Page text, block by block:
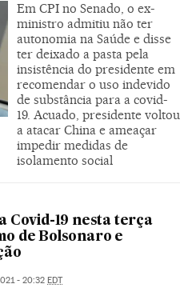
Em CPI no Senado, o ex-
ministro admitiu não ter
autonomia na Saúde e disse
ter deixado a pasta pela
insistência do presidente em
recomendar o uso indevido
de substância para a covid-
19. Acuado, presidente voltou
a atacar China e ameaçar
impedir medidas de
isolamento social
Covid-19 nesta terça
de Bolsonaro e
- 20:32 EDT